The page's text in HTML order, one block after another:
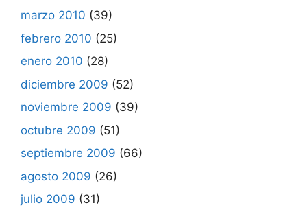
marzo 2010 (39)
febrero 2010 (25)
enero 2010 (28)
diciembre 2009 (52)
noviembre 2009 (39)
octubre 2009 (51)
septiembre 2009 (66)
agosto 2009 (26)
julio 2009 (31)